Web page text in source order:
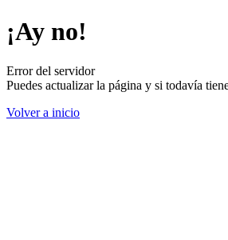
¡Ay no!
Error del servidor
Puedes actualizar la página y si todavía
Volver a inicio